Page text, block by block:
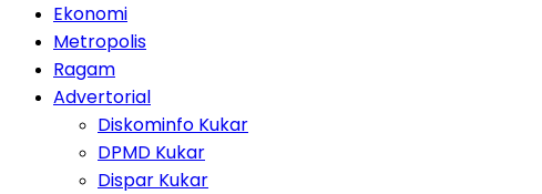
Ekonomi
Metropolis
Ragam
Advertorial
Diskominfo Kukar
DPMD Kukar
Dispar Kukar